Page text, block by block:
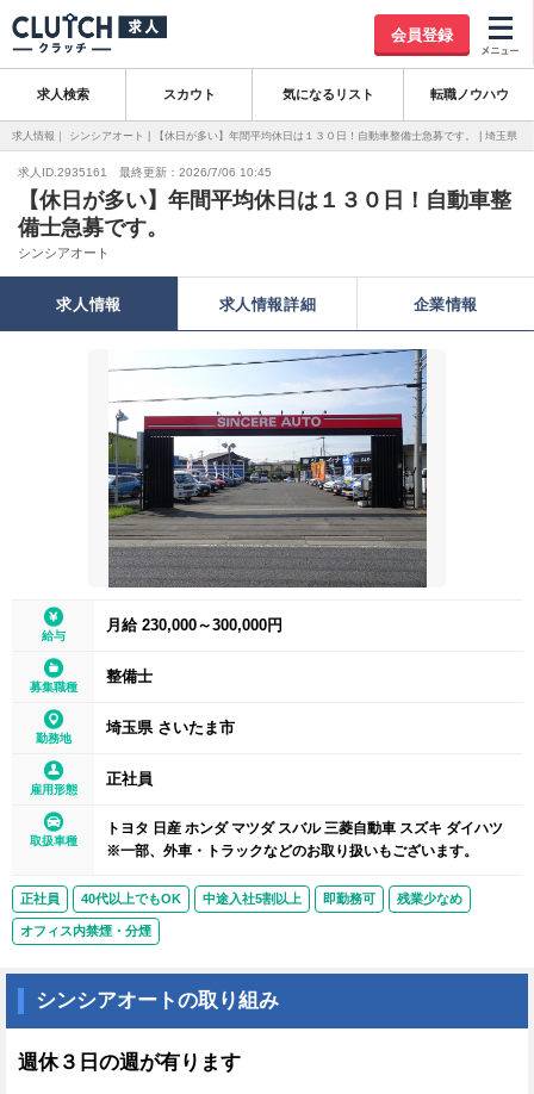
会員登録
求人検索 スカウト 気になるリスト 転職ノウハウ
求人情報｜ シンシアオート | 【休日が多い】年間平均休日は１３０日！自動車整備士急募です。 | 埼玉県
求人ID.2935161 最終更新：2026/7/06 10:45
【休日が多い】年間平均休日は１３０日！自動車整
備士急募です。
シンシアオート
求人情報 求人情報詳細 企業情報
給与
月給 230,000～300,000円
募集職種
整備士
勤務地
埼玉県 さいたま市
雇用形態
正社員
取扱車種
トヨタ 日産 ホンダ マツダ スバル 三菱自動車 スズキ ダイハツ
※一部、外車・トラックなどのお取り扱いもございます。
正社員 40代以上でもOK 中途入社5割以上 即勤務可 残業少なめ
オフィス内禁煙・分煙
シンシアオートの取り組み
週休３日の週が有ります